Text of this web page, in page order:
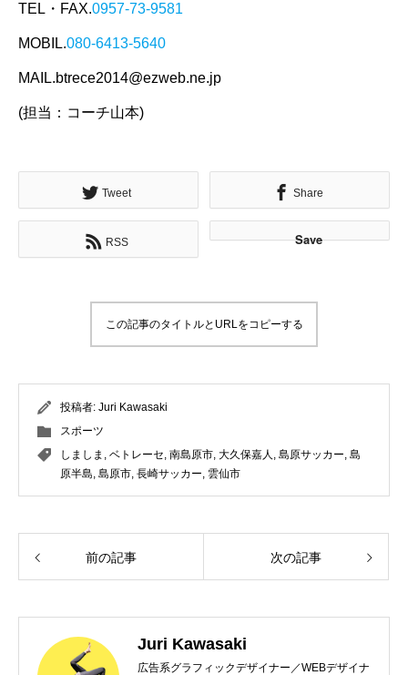
TEL・FAX.0957-73-9581
MOBIL.080-6413-5640
MAIL.btrece2014@ezweb.ne.jp
(担当：コーチ山本)
Tweet Share
RSS Save
この記事のタイトルとURLをコピーする
投稿者: Juri Kawasaki
スポーツ
しましま
ベトレーセ 南島原市 大久保嘉人 島原サッカー 島
原半島 島原市 長崎サッカー 雲仙市
前の記事 次の記事
Juri Kawasaki
広告系グラフィックデザイナー／WEBデザイナ